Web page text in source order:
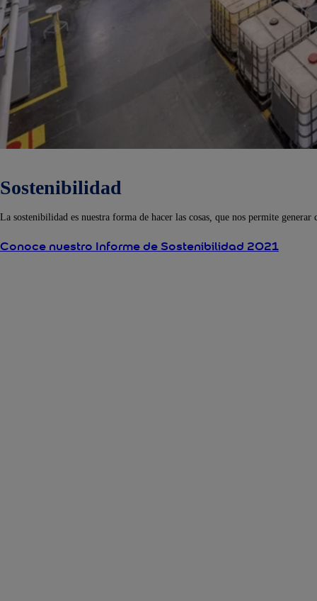
Sostenibilidad
La sostenibilidad es nuestra forma de hacer las cosas, que nos permite generar
Conoce nuestro Informe de Sostenibilidad 2021